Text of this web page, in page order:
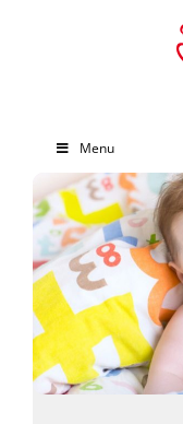
Menu